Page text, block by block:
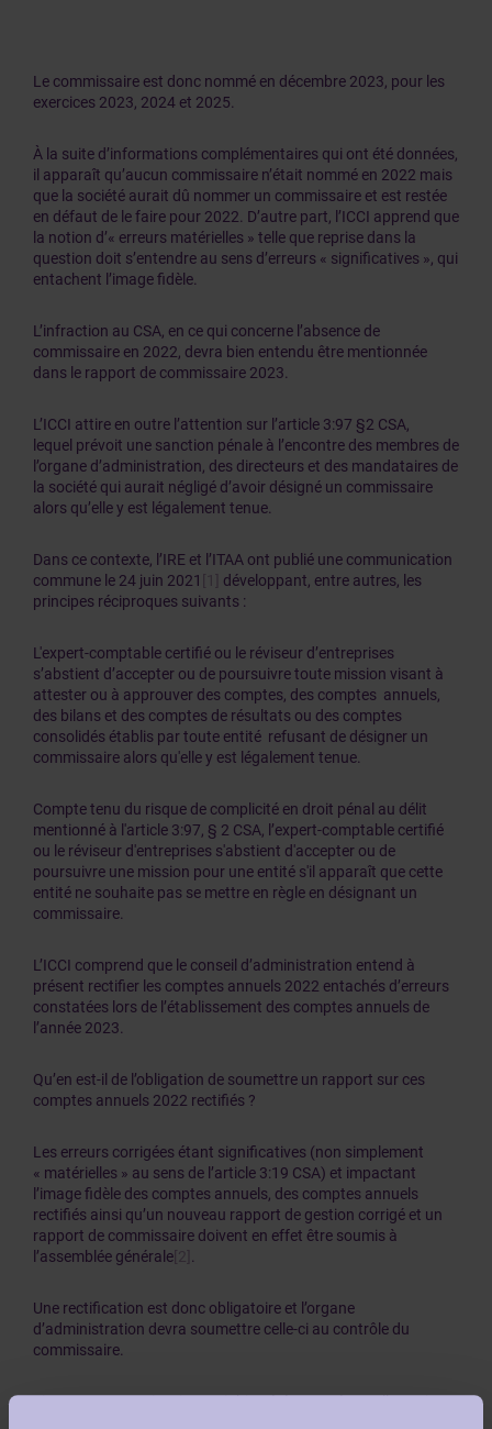
Le commissaire est donc nommé en décembre 2023, pour les
exercices 2023, 2024 et 2025.
À la suite d’informations complémentaires qui ont été données,
il apparaît qu’aucun commissaire n’était nommé en 2022 mais
que la société aurait dû nommer un commissaire et est restée
en défaut de le faire pour 2022. D’autre part, l’ICCI apprend que
la notion d’« erreurs matérielles » telle que reprise dans la
question doit s’entendre au sens d’erreurs « significatives », qui
entachent l’image fidèle.
L’infraction au CSA, en ce qui concerne l’absence de
commissaire en 2022, devra bien entendu être mentionnée
dans le rapport de commissaire 2023.
L’ICCI attire en outre l’attention sur l’article 3:97 §2 CSA,
lequel prévoit une sanction pénale à l’encontre des membres de
l’organe d’administration, des directeurs et des mandataires de
la société qui aurait négligé d’avoir désigné un commissaire
alors qu’elle y est légalement tenue.
Dans ce contexte, l’IRE et l’ITAA ont publié une communication
commune le 24 juin 2021
[1]
développant, entre autres, les
principes réciproques suivants :
L'expert-comptable certifié ou le réviseur d’entreprises
s’abstient d’accepter ou de poursuivre toute mission visant à
attester ou à approuver des comptes, des comptes annuels,
des bilans et des comptes de résultats ou des comptes
consolidés établis par toute entité refusant de désigner un
commissaire alors qu'elle y est légalement tenue.
Compte tenu du risque de complicité en droit pénal au délit
mentionné à l'article 3:97, § 2 CSA, l’expert-comptable certifié
ou le réviseur d'entreprises s'abstient d'accepter ou de
poursuivre une mission pour une entité s'il apparaît que cette
entité ne souhaite pas se mettre en règle en désignant un
commissaire.
L’ICCI comprend que le conseil d’administration entend à
présent rectifier les comptes annuels 2022 entachés d’erreurs
constatées lors de l’établissement des comptes annuels de
l’année 2023.
Qu’en est-il de l’obligation de soumettre un rapport sur ces
comptes annuels 2022 rectifiés ?
Les erreurs corrigées étant significatives (non simplement
« matérielles » au sens de l’article 3:19 CSA) et impactant
l’image fidèle des comptes annuels, des comptes annuels
rectifiés ainsi qu’un nouveau rapport de gestion corrigé et un
rapport de commissaire doivent en effet être soumis à
l’assemblée générale [2]
Une rectification est donc obligatoire et l’organe
d’administration devra soumettre celle-ci au contrôle du
commissaire.
Si un autre commissaire avait bien été nommé pour l’exercice